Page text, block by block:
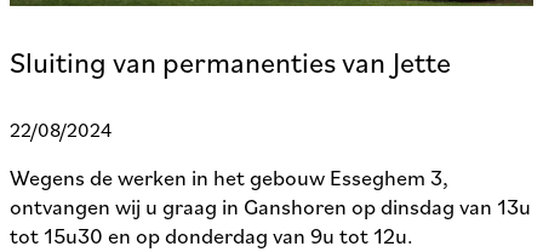
Sluiting van permanenties van Jette
22/08/2024
Wegens de werken in het gebouw Esseghem 3,
ontvangen wij u graag in Ganshoren op dinsdag van 13u
tot 15u30 en op donderdag van 9u tot 12u.